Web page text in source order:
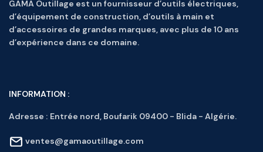
GAMA Outillage est un fournisseur d’outils électriques,
d’équipement de construction, d’outils à main et
d’accessoires de grandes marques, avec plus de 10 ans
d’expérience dans ce domaine.
INFORMATION :
Adresse : Entrée nord, Boufarik 09400 - Blida - Algérie.
ventes@gamaoutillage.com